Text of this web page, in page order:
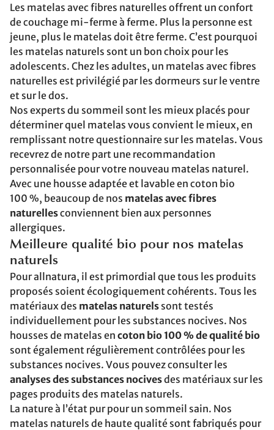
Les matelas avec fibres naturelles offrent un confort
de couchage mi-ferme à ferme. Plus la personne est
jeune, plus le matelas doit être ferme. C’est pourquoi
les matelas naturels sont un bon choix pour les
adolescents. Chez les adultes, un matelas avec fibres
naturelles est privilégié par les dormeurs sur le ventre
et sur le dos.
Nos experts du sommeil sont les mieux placés pour
déterminer quel matelas vous convient le mieux, en
remplissant notre questionnaire sur les matelas. Vous
recevrez de notre part une recommandation
personnalisée pour votre nouveau matelas naturel.
Avec une housse adaptée et lavable en coton bio
100 %, beaucoup de nos matelas avec fibres
naturellesconviennent bien aux personnes
allergiques.
Meilleure qualité bio pour nos matelas
naturels
Pour allnatura, il est primordial que tous les produits
proposés soient écologiquement cohérents. Tous les
matériaux des matelas naturels sont testés
individuellement pour les substances nocives. Nos
housses de matelas en coton bio 100 % de qualité bio
sont également régulièrement contrôlées pour les
substances nocives. Vous pouvez consulter les
analyses des substances nocivesdes matériaux sur les
pages produits des matelas naturels.
La nature à l’état pur pour un sommeil sain. Nos
matelas naturels de haute qualité sont fabriqués pour